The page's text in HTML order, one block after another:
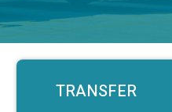
TRANSFER